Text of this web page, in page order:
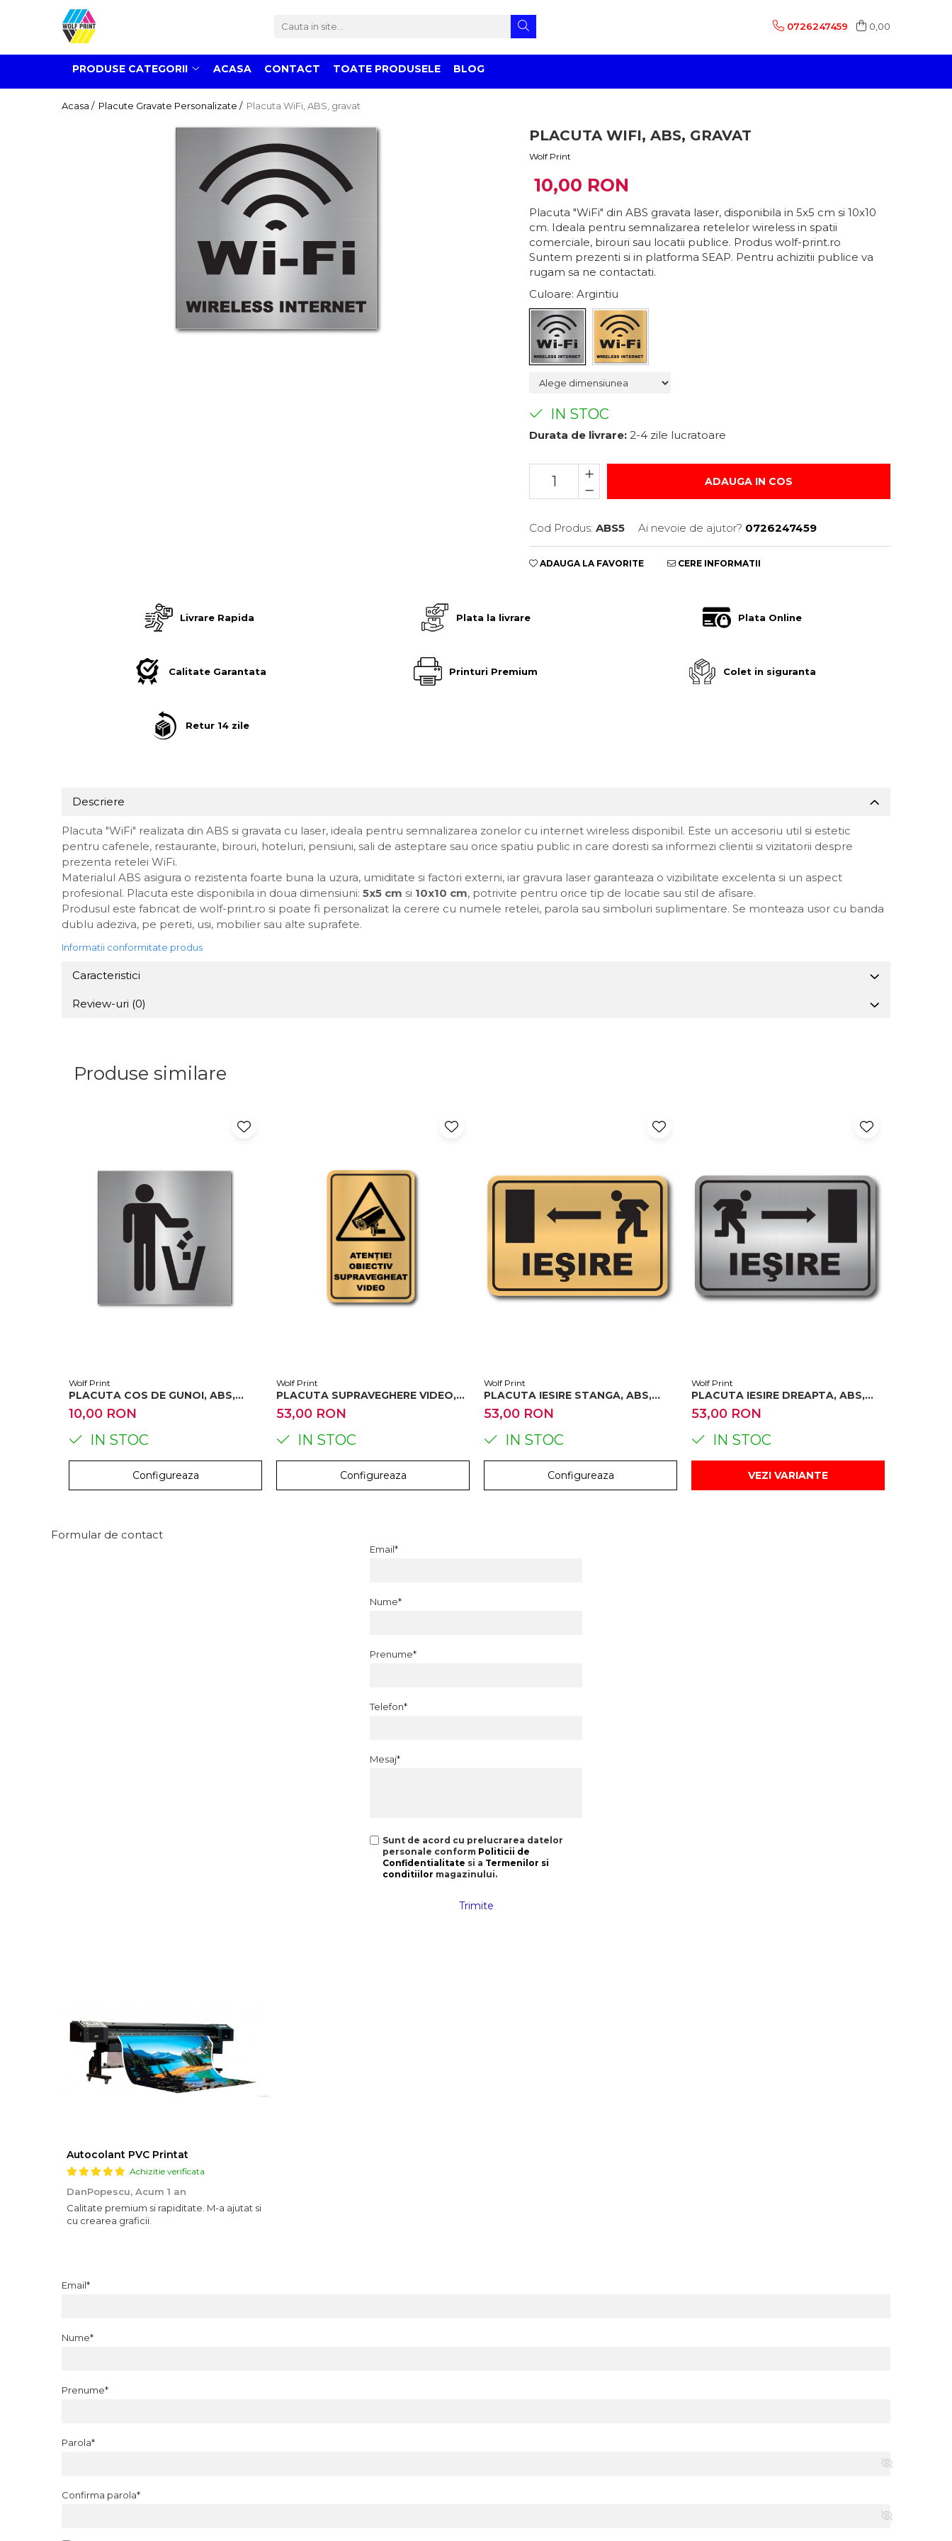
Produse Categorii
Print Outdoor
Stickere pentru Produse Bio &
Invitatii Premium pentru Nunta
Indicatoare de Securitate
0726247459 0,00
PRODUSE CATEGORII ACASA CONTACT TOATE PRODUSELE BLOG
Acasa / Placute Gravate Personalizate / Placuta WiFi, ABS, gravat
PLACUTA WIFI, ABS, GRAVAT
Wolf Print
10,00 RON
Placuta "WiFi" din ABS gravata laser, disponibila in 5x5 cm si 10x10
cm. Ideala pentru semnalizarea retelelor wireless in spatii
comerciale, birouri sau locatii publice. Produs wolf-print.ro
Suntem prezenti si in platforma SEAP. Pentru achizitii publice va
rugam sa ne contactati.
Culoare: Argintiu
IN STOC
Durata de livrare: 2-4 zile lucratoare
ADAUGA IN COS
Cod Produs: ABS5 Ai nevoie de ajutor? 0726247459
ADAUGA LA FAVORITE CERE INFORMATII
Livrare Rapida Plata la livrare Plata Online
Calitate Garantata Printuri Premium Colet in siguranta
Retur 14 zile
Descriere
Placuta "WiFi" realizata din ABS si gravata cu laser, ideala pentru semnalizarea zonelor cu internet wireless disponibil. Este un accesoriu util si estetic
pentru cafenele, restaurante, birouri, hoteluri, pensiuni, sali de asteptare sau orice spatiu public in care doresti sa informezi clientii si vizitatorii despre
prezenta retelei WiFi.
Materialul ABS asigura o rezistenta foarte buna la uzura, umiditate si factori externi, iar gravura laser garanteaza o vizibilitate excelenta si un aspect
profesional. Placuta este disponibila in doua dimensiuni: 5x5 cm si 10x10 cm, potrivite pentru orice tip de locatie sau stil de afisare.
Produsul este fabricat de wolf-print.ro si poate fi personalizat la cerere cu numele retelei, parola sau simboluri suplimentare. Se monteaza usor cu banda
dublu adeziva, pe pereti, usi, mobilier sau alte suprafete.
Informatii conformitate produs
Caracteristici
Review-uri (0)
Produse similare
Wolf Print
PLACUTA COS DE GUNOI, ABS,
GRAVAT
10,00 RON
IN STOC
Configureaza
Wolf Print
PLACUTA SUPRAVEGHERE VIDEO,
ABS, GRAVAT
53,00 RON
IN STOC
Configureaza
Wolf Print
PLACUTA IESIRE STANGA, ABS,
GRAVAT
53,00 RON
IN STOC
Configureaza
Wolf Print
PLACUTA IESIRE DREAPTA, ABS,
GRAVAT
53,00 RON
IN STOC
VEZI VARIANTE
Formular de contact
Email*
Nume*
Prenume*
Telefon*
Mesaj*
Sunt de acord cu prelucrarea datelor
personale conform Politicii de
Confidentialitate si a Termenilor si
conditiilor magazinului.
Trimite
Autocolant PVC Printat
Achizitie verificata
DanPopescu, Acum 1 an
Calitate premium si rapiditate. M-a ajutat si
cu crearea graficii.
Email*
Nume*
Prenume*
Parola*
Confirma parola*